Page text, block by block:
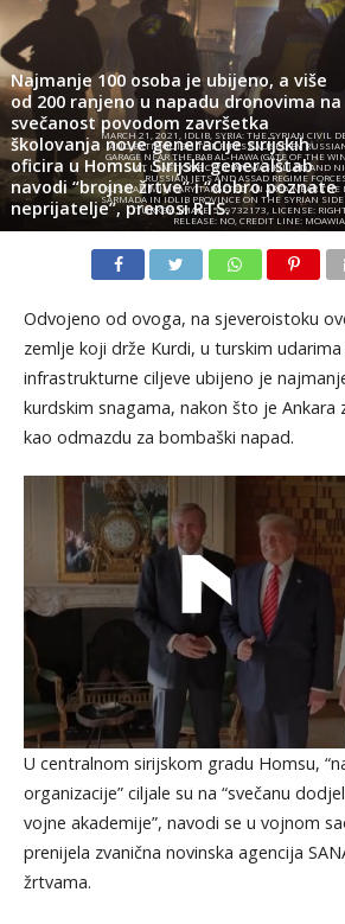
Najmanje 100 osoba je ubijeno, a više
od 200 ranjeno u napadu dronovima na
svečanost povodom završetka
školovanja nove generacije sirijskih
oficira u Homsu. Sirijski generalštab
navodi “brojne žrtve” i “dobro poznate
neprijatelje”, prenosi RTS.
MARCH 21, 2021, IDLIB, SYRIA: THE SYRIAN CIVIL
AND EXTINGUISH THE FIRES CAUSED BY
GARAGE NEAR THE BAB AL-HAWA (GATE OF THE
AT LEAST ONE CIVILIAN WAS KILLED AND
RUSSIAN JETS AND ASSAD REGIME
RUSSIAN MILITARY TARGETED AN AREA NEAR
SARMADA IN IDLIB PROVINCE ON THE SYRIAN
TURKEY.,IMAGE: 599732173, LICENSE:
RELEASE: NO, CREDIT LINE:
Odvojeno od ovoga, na sjeveroistoku
zemlje koji drže Kurdi, u turskim
infrastrukturne ciljeve ubijeno je
kurdskim snagama, nakon što je Ankara
kao odmazdu za bombaški napad.
U centralnom sirijskom gradu Homsu,
organizacije” ciljale su na “svečanu
vojne akademije”, navodi se u vojnom
prenijela zvanična novinska agencija
žrtvama.